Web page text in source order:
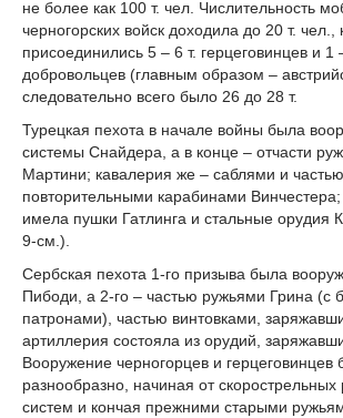
не более как 100 т. чел. Числительность
черногорских войск доходила до 20 т. чел.,
присоединились 5 – 6 т. герцеговинцев и 1
добровольцев (главным образом –
следовательно всего было 26 до 28 т.
Турецкая пехота в начале войны была
системы Снайдера, а в конце – отчасти
Мартини; кавалерия же – саблями и
повторительными карабинами
имела пушки Гатлинга и стальные орудия
9-см.).
Сербская пехота 1-го призыва была
Пибоди, а 2-го – частью ружьями Грина (с
патронами), частью винтовками,
артиллерия состояла из орудий,
Вооружение черногорцев и герцеговинцев
разнообразно, начиная от
систем и кончая прежними старыми